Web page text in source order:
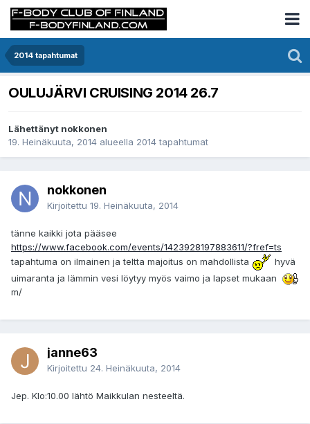
2014 tapahtumat
OULUJÄRVI CRUISING 2014 26.7
Lähettänyt nokkonen
19. Heinäkuuta, 2014 alueella 2014 tapahtumat
nokkonen
Kirjoitettu 19. Heinäkuuta, 2014
tänne kaikki jota pääsee
https://www.facebook.com/events/1423928197883611/?fref=ts
tapahtuma on ilmainen ja teltta majoitus on mahdollista
hyvä
uimaranta ja lämmin vesi löytyy myös vaimo ja lapset mukaan
m/
janne63
Kirjoitettu 24. Heinäkuuta, 2014
Jep. Klo:10.00 lähtö Maikkulan nesteeltä.